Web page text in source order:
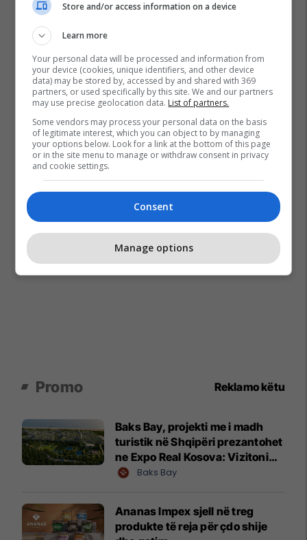
Promo Reklamo këtu
Baks Bay, projekti me i madh
turistik në Shqipëri prezantohet
ne Expo Real Kosova: Vizitoni
shtandin dhe zbuloni
Baks Bay
Ananas Impex sjell në treg
produkte të reja për çdo shije
Store and/or access information on a device
Learn more
Your personal data will be processed and information from
your device (cookies, unique identifiers, and other device
data) may be stored by, accessed by and shared with 369
partners, or used specifically by this site. We and our partners
may use precise geolocation data. List of partners.
Some vendors may process your personal data on the basis
of legitimate interest, which you can object to by managing
your options below. Look for a link at the bottom of this page
or in the site menu to manage or withdraw consent in privacy
and cookie settings.
Consent
Manage options